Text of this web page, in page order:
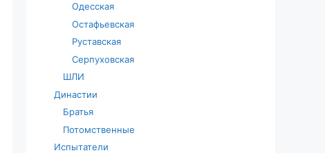
Одесская
Остафьевская
Руставская
Серпуховская
ШЛИ
Династии
Братья
Потомственные
Испытатели